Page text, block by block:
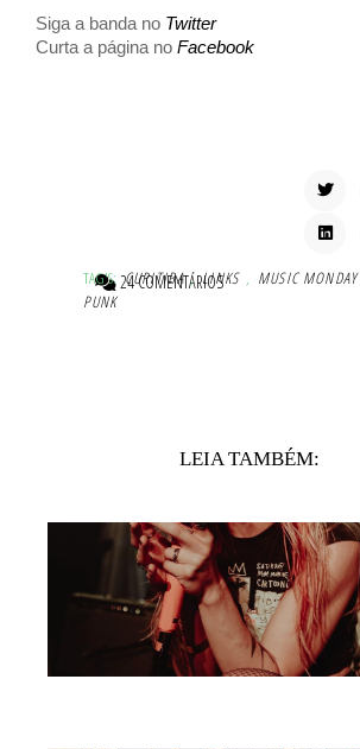
Siga a banda no Twitter
Curta a página noFacebook
24 COMENTÁRIOS
TAG'S: CURITIBA , LINKS , MUSIC MONDAY
PUNK
LEIA TAMBÉM: